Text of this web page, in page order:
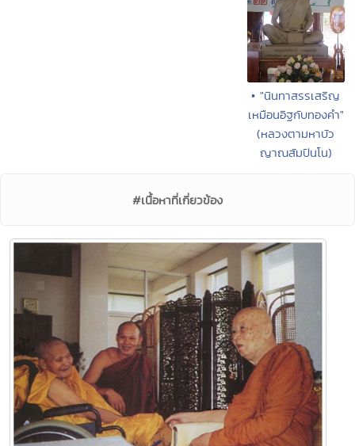
• "นินทาสรรเสริญ
เหมือนอิฐกับทองคำ"
(หลวงตามหาบัว
ญาณสัมปันโน)
#เนื้อหาที่เกี่ยวข้อง